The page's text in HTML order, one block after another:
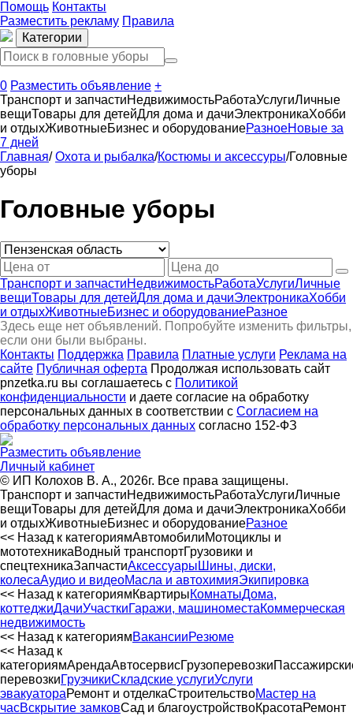
Помощь Контакты
Разместить рекламу Правила
Категории
0 Разместить объявление +
Транспорт и запчастиНедвижимостьРаботаУслугиЛичные
вещиТовары для детейДля дома и дачиЭлектроникаХобби
и отдыхЖивотныеБизнес и оборудованиеРазноеНовые за
7 дней
Главная/ Охота и рыбалка/Костюмы и аксессуры/Головные
уборы
Головные уборы
Транспорт и запчастиНедвижимостьРаботаУслугиЛичные
вещиТовары для детейДля дома и дачиЭлектроникаХобби
и отдыхЖивотныеБизнес и оборудованиеРазное
Здесь еще нет объявлений. Попробуйте изменить фильтры,
если они были выбраны.
Контакты Поддержка Правила Платные услуги Реклама на
сайте Публичная оферта Продолжая использовать сайт
pnzetka.ru вы соглашаетесь с Политикой
конфиденциальности и даете согласие на обработку
персональных данных в соответствии с Согласием на
обработку персональных данных согласно 152-ФЗ
Разместить объявление
Личный кабинет
© ИП Колохов В. А., 2026г. Все права защищены.
Транспорт и запчастиНедвижимостьРаботаУслугиЛичные
вещиТовары для детейДля дома и дачиЭлектроникаХобби
и отдыхЖивотныеБизнес и оборудованиеРазное
<< Назад к категориямАвтомобилиМотоциклы и
мототехникаВодный транспортГрузовики и
спецтехникаЗапчастиАксессуары Шины, диски,
колесаАудио и видеоМасла и автохимияЭкипировка
<< Назад к категориямКвартирыКомнатыДома,
коттеджиДачиУчасткиГаражи, машиноместаКоммерческая
недвижимость
<< Назад к категориямВакансииРезюме
<< Назад к
категориямАрендаАвтосервиcГрузоперевозки
перевозкиГрузчикиСкладские услугиУслуги
эвакуатораРемонт и отделкаСтроительствоМастер на
часВскрытие замковСад и благоустройствоКрасотаРемонт